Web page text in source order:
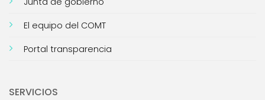
El equipo del COMT
Portal transparencia
SERVICIOS